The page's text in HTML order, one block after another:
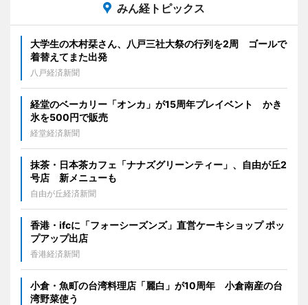
みん経トピックス
大学生の木村栞さん、八戸三社大祭の行列を2周 ゴールで
着替えてまた出発
八戸経済新聞
経堂のベーカリー「オンカ」が15周年プレイベント かき
氷を500円で販売
経堂経済新聞
抹茶・日本茶カフェ「ナナズグリーンティー」、自由が丘2
号店 新メニューも
自由が丘経済新聞
香港・ifcに「フォーシーズンズ」直営ケーキショップ ポッ
プアップ出店
香港経済新聞
小倉・魚町の台湾料理店「麗白」が10周年 小倉南産の台
湾野菜使う